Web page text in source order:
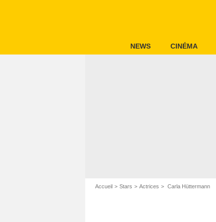
NEWS CINÉMA
Accueil Stars Actrices Carla Hüttermann